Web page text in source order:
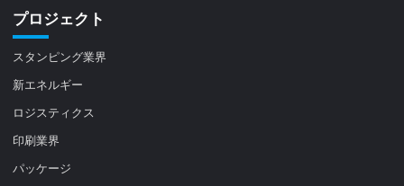
プロジェクト
スタンピング業界
新エネルギー
ロジスティクス
印刷業界
パッケージ